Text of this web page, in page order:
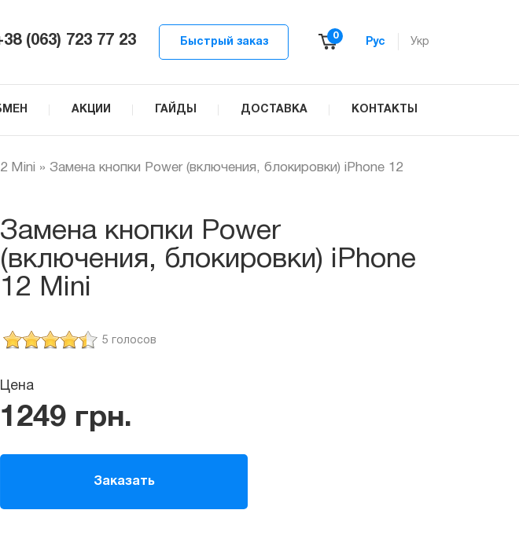
(063) 723 77 23 Быстрый заказ
0
Рус Укр
АКЦИИ ГАЙДЫ ДОСТАВКА КОНТАКТЫ
Mini » Замена кнопки Power (включения, блокировки) iPhone 12
Замена кнопки Power
(включения, блокировки) iPhone
12 Mini
5 голосов
Цена грн.
Заказать